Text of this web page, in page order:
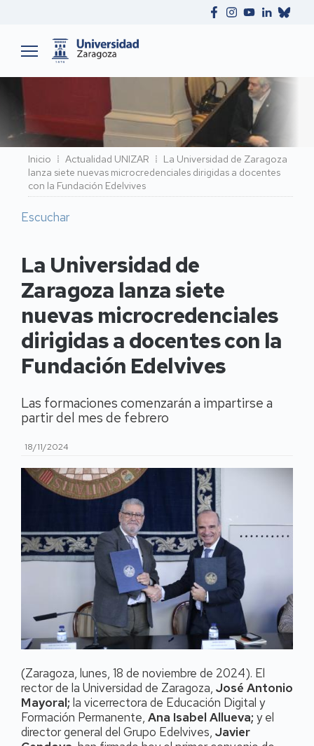
Ruta
de
navegación
Inicio Actualidad UNIZAR
La Universidad de Zaragoza
lanza siete nuevas microcredenciales dirigidas a docentes
con la Fundación Edelvives
Escuchar
La Universidad de
Zaragoza lanza siete
nuevas microcredenciales
dirigidas a docentes con la
Fundación Edelvives
Las formaciones comenzarán a impartirse a
partir del mes de febrero
18/11/2024
(Zaragoza, lunes, 18 de noviembre de 2024). El
rector de la Universidad de Zaragoza, José Antonio
Mayoral; la vicerrectora de Educación Digital y
Formación Permanente, Ana Isabel Allueva; y el
director general del Grupo Edelvives, Javier